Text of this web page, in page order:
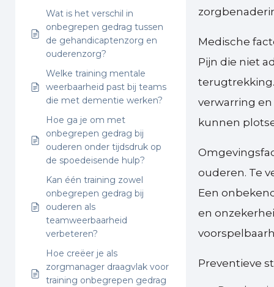
Wat is het verschil in
onbegrepen gedrag tussen
de gehandicaptenzorg en
ouderenzorg?
Welke training mentale
weerbaarheid past bij teams
die met dementie werken?
Hoe ga je om met
onbegrepen gedrag bij
ouderen onder tijdsdruk op
de spoedeisende hulp?
Kan één training zowel
onbegrepen gedrag bij
ouderen als
teamweerbaarheid
verbeteren?
Hoe creëer je als
zorgmanager draagvlak voor
training onbegrepen gedrag
Medische
Pijn die niet
verwarring
kunnen
ouderen. Te
Een
en
Preventieve